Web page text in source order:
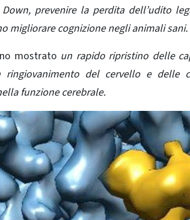
prevenire la perdita dell’udito
migliorare cognizione negli animali sani.
mostrato un rapido ripristino delle
del cervello e delle
funzione cerebrale.